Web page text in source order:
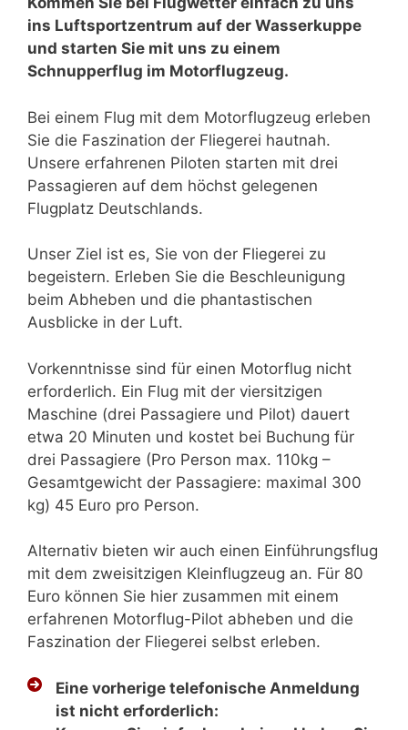
ins Luftsportzentrum auf der Wasserkuppe
und starten Sie mit uns zu einem
Schnupperflug im Motorflugzeug.
Bei einem Flug mit dem Motorflugzeug erleben
Sie die Faszination der Fliegerei hautnah.
Unsere erfahrenen Piloten starten mit drei
Passagieren auf dem höchst gelegenen
Flugplatz Deutschlands.
Unser Ziel ist es, Sie von der Fliegerei zu
begeistern. Erleben Sie die Beschleunigung
beim Abheben und die phantastischen
Ausblicke in der Luft.
Vorkenntnisse sind für einen Motorflug nicht
erforderlich. Ein Flug mit der viersitzigen
Maschine (drei Passagiere und Pilot) dauert
etwa 20 Minuten und kostet bei Buchung für
drei Passagiere (Pro Person max. 110kg –
Gesamtgewicht der Passagiere: maximal 300
kg) 45 Euro pro Person.
Alternativ bieten wir auch einen Einführungsflug
mit dem zweisitzigen Kleinflugzeug an. Für 80
Euro können Sie hier zusammen mit einem
erfahrenen Motorflug-Pilot abheben und die
Faszination der Fliegerei selbst erleben.
Eine vorherige telefonische Anmeldung
ist nicht erforderlich: